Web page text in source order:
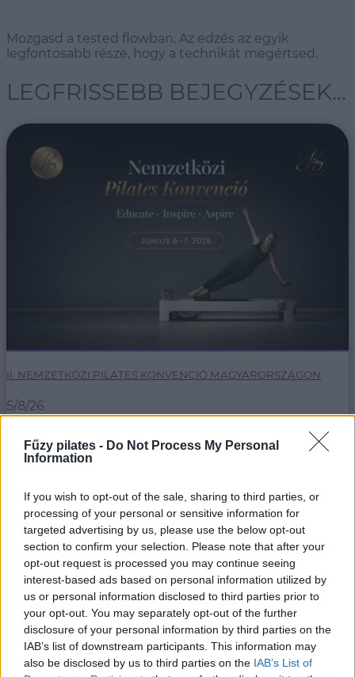
Fűzy pilates - Do Not Process My Personal
Information
If you wish to opt-out of the sale, sharing to third parties, or
processing of your personal or sensitive information for
targeted advertising by us, please use the below opt-out
section to confirm your selection. Please note that after your
opt-out request is processed you may continue seeing
interest-based ads based on personal information utilized by
us or personal information disclosed to third parties prior to
your opt-out. You may separately opt-out of the further
disclosure of your personal information by third parties on the
IAB’s list of downstream participants. This information may
also be disclosed by us to third parties on the IAB’s List of
Mozgasd a tested flowban. Az edzés az egyik
legfontosabb része, hogy a technikát megértsed.
LEGFRISSEBB BEJEGYZÉSEK...
II. NEMZETKÖZI PILATES KONVENCIÓ MAGYARORSZÁGON
5/8/26
tanulhatsz, inspirálódhatsz első kézből.